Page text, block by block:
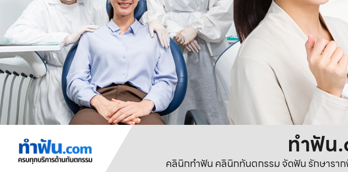
ทําฟัน
คลินิกทำฟัน คลินิกทันตกรรม จัดฟัน รักษาร